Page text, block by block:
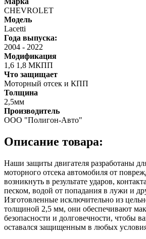
CHEVROLET
Модель
Lacetti
Года выпуска:
2004 - 2022
Модификация
1,6 1,8 МКПП
Что защищает
Моторный отсек и КПП
Толщина
2,5мм
Производитель
ООО "Полигон-Авто"
Описание товара:
Наши защиты двигателя разработаны
моторного отсека автомобиля от
возникнуть в результате ударов,
песком, водой от попадания в лужи и
Изготовленные исключительно из
толщиной 2,5 мм, они обеспечивают
безопасности и долговечности, чтобы
оставался защищенным в любых